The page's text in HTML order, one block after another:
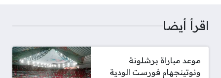
اقرأ أيضا
موعد مباراة برشلونة
ونوتينجهام فورست الودية